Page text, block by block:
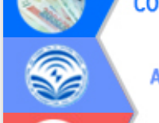
ứng để giữ vững thị trường xuất
Diễn đàn Kinh tế tư nhân Việt Nam
phá cơ chế - Hợp tác công tư
Đề án 06 tạo bước ngoặt đột phá
cải cách hành chính tỉnh Đắk Lắk
Kết nối tour, đẩy mạnh chuyển đổi số
để phát triển du lịch Đắk Lắk